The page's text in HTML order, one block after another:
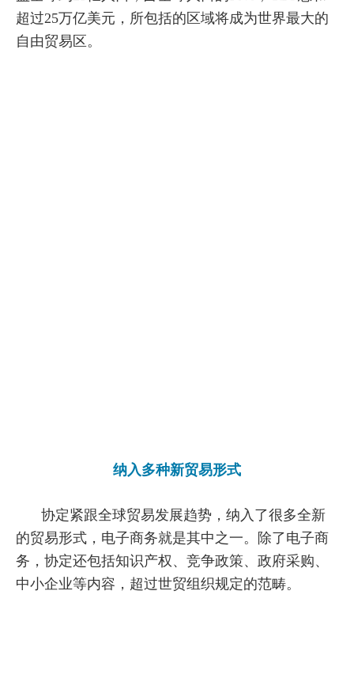
超过25万亿美元，所包括的区域将成为世界最大的
自由贸易区。
纳入多种新贸易形式
协定紧跟全球贸易发展趋势，纳入了很多全新
的贸易形式，电子商务就是其中之一。除了电子商
务，协定还包括知识产权、竞争政策、政府采购、
中小企业等内容，超过世贸组织规定的范畴。